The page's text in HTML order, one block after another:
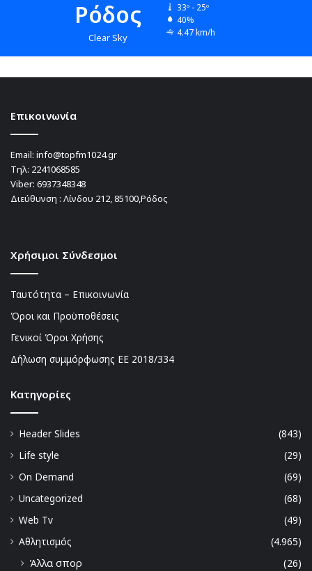
Ρόδος
Clear Sky
33º - 25º
40%
4.47 km/h
Επικοινωνία
Email: info@topfm1024.gr
Τηλ: 2241068585
Viber: 6937348348
Διεύθυνση : Λίνδου 212, 85100,Ρόδος
Χρήσιμοι Σύνδεσμοι
Ταυτότητα – Επικοινωνία
Όροι και Προϋποθέσεις
Γενικοί Όροι Χρήσης
Δήλωση συμμόρφωσης ΕΕ 2018/334
Kατηγορίες
Header Slides
(843)
Life style
(29)
On Demand
(69)
Uncategorized
(68)
Web Tv
(49)
Αθλητισμός
(4.965)
Άλλα σπορ
(26)